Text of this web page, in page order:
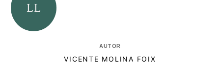
AUTOR
VICENTE MOLINA FOIX